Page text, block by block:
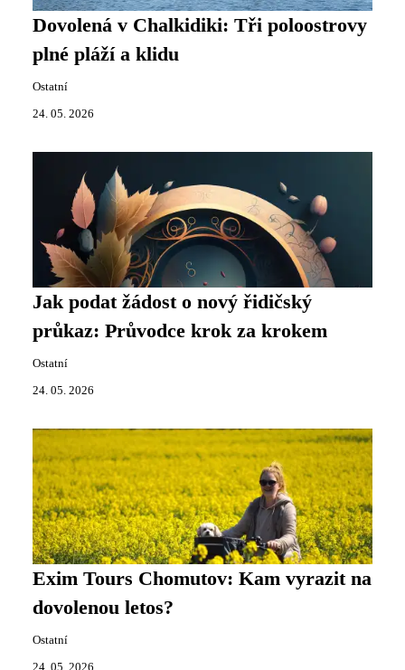
Dovolená v Chalkidiki: Tři poloostrovy
plné pláží a klidu
Ostatní
24. 05. 2026
Jak podat žádost o nový řidičský
průkaz: Průvodce krok za krokem
Ostatní
24. 05. 2026
Exim Tours Chomutov: Kam vyrazit na
dovolenou letos?
Ostatní
24. 05. 2026